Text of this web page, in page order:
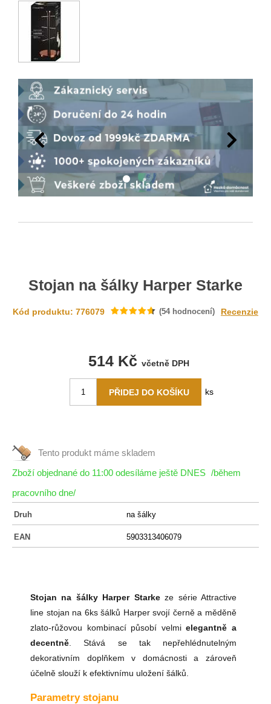
Stojan na šálky Harper Starke
Kód produktu: 776079 (54 hodnocení) Recenzie
514 Kč včetně DPH
ks
Tento produkt máme skladem
Zboží objednané do 11:00 odesíláme ještě DNES /během
pracovního dne/
Druh na šálky
EAN 5903313406079
Stojan na šálky Harper Starkeze série Attractive
line stojan na 6ks šálků Harper svojí černě a měděně
zlato-růžovou kombinací působí velmielegantně a
decentně . Stává se tak nepřehlédnutelným
dekorativním doplňkem v domácnosti a zároveň
účelně slouží k efektivnímu uložení šálků.
Parametry stojanu